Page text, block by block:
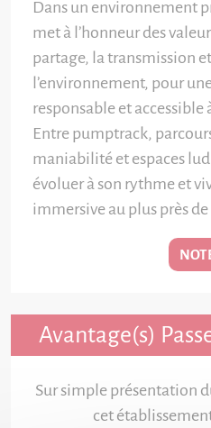
Dans un environnement
met à l’honneur des
partage, la transmission
l’environnement, pour
responsable et accessible
Entre pumptrack,
maniabilité et espaces
évoluer à son rythme et
immersive au plus près
Avantage(s)
Sur simple présentation
cet